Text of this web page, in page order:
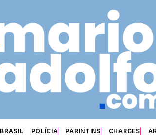
BRASIL POLÍCIA PARINTINS CHARGES